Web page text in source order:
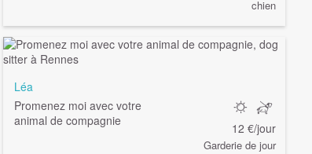
chien
Léa
Promenez moi avec votre
animal de compagnie
12 €/jour
Garderie de jour